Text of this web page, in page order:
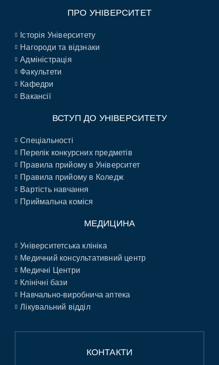
ПРО УНІВЕРСИТЕТ
Історія Університету
Нагороди та відзнаки
Адміністрація
Факультети
Кафедри
Вакансії
ВСТУП ДО УНІВЕРСИТЕТУ
Спеціальності
Перелік конкурсних предметів
Правила прийому в Університет
Правила прийому в Коледж
Вартість навчання
Приймальна коміся
МЕДИЦИНА
Університетська клініка
Медичний консультативний центр
Медичні Центри
Клінічні бази
Навчально-виробнича аптека
Лікувальний відділ
КОНТАКТИ